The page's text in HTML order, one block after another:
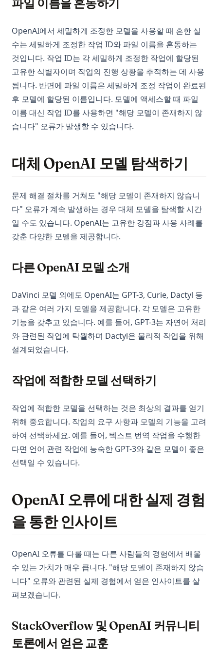
파일 이름을 혼동하기
OpenAI에서 세밀하게 조정한 모델을 사용할 때 흔한 실
수는 세밀하게 조정한 작업 ID와 파일 이름을 혼동하는
것입니다. 작업 ID는 각 세밀하게 조정한 작업에 할당된
고유한 식별자이며 작업의 진행 상황을 추적하는 데 사용
됩니다. 반면에 파일 이름은 세밀하게 조정 작업이 완료된
후 모델에 할당된 이름입니다. 모델에 액세스할 때 파일
이름 대신 작업 ID를 사용하면 "해당 모델이 존재하지 않
습니다" 오류가 발생할 수 있습니다.
대체 OpenAI 모델 탐색하기
문제 해결 절차를 거쳐도 "해당 모델이 존재하지 않습니
다" 오류가 계속 발생하는 경우 대체 모델을 탐색할 시간
일 수도 있습니다. OpenAI는 고유한 강점과 사용 사례를
갖춘 다양한 모델을 제공합니다.
다른 OpenAI 모델 소개
DaVinci 모델 외에도 OpenAI는 GPT-3, Curie, Dactyl 등
과 같은 여러 가지 모델을 제공합니다. 각 모델은 고유한
기능을 갖추고 있습니다. 예를 들어, GPT-3는 자연어 처리
와 관련된 작업에 탁월하며 Dactyl은 물리적 작업을 위해
설계되었습니다.
작업에 적합한 모델 선택하기
작업에 적합한 모델을 선택하는 것은 최상의 결과를 얻기
위해 중요합니다. 작업의 요구 사항과 모델의 기능을 고려
하여 선택하세요. 예를 들어, 텍스트 번역 작업을 수행한
다면 언어 관련 작업에 능숙한 GPT-3와 같은 모델이 좋은
선택일 수 있습니다.
OpenAI 오류에 대한 실제 경험
을 통한 인사이트
OpenAI 오류를 다룰 때는 다른 사람들의 경험에서 배울
수 있는 가치가 매우 큽니다. "해당 모델이 존재하지 않습
니다" 오류와 관련된 실제 경험에서 얻은 인사이트를 살
펴보겠습니다.
StackOverflow 및 OpenAI 커뮤니티
토론에서 얻은 교훈